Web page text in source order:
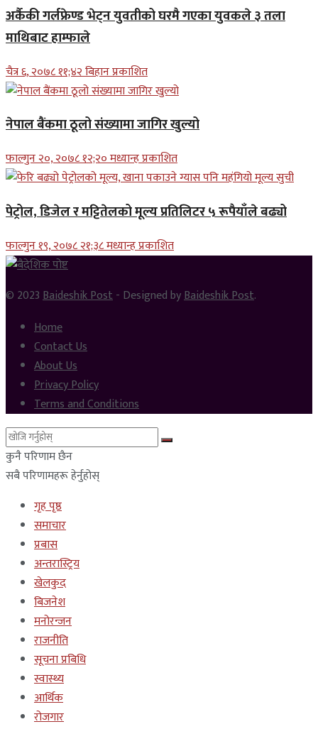
अर्कैकी गर्लफ्रेण्ड भेट्न युवतीको घरमै गएका युवकले ३ तला
माथिबाट हाम्फाले
चैत्र ६, २०७८ ११;४२ बिहान प्रकाशित
नेपाल बैंकमा ठूलो संख्यामा जागिर खुल्यो
फाल्गुन २०, २०७८ १२;२० मध्यान्ह प्रकाशित
पेट्रोल, डिजेल र मट्टितेलको मूल्य प्रतिलिटर ५ रूपैयाँले बढ्यो
फाल्गुन १९, २०७८ २१;३८ मध्यान्ह प्रकाशित
© 2023Baideshik Post- Designed byBaideshik Post.
Home
Contact Us
About Us
Privacy Policy
Terms and Conditions
कुनै परिणाम छैन
सबै परिणामहरू हेर्नुहोस्
गृह पृष्ठ
समाचार
प्रबास
अन्तरास्ट्रिय
खेलकुद
बिजनेश
मनोरन्जन
राजनीति
सूचना प्रबिधि
स्वास्थ्य
आर्थिक
रोजगार